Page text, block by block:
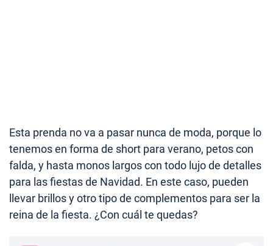
Esta prenda no va a pasar nunca de moda, porque lo
tenemos en forma de short para verano, petos con
falda, y hasta monos largos con todo lujo de detalles
para las fiestas de Navidad. En este caso, pueden
llevar brillos y otro tipo de complementos para ser la
reina de la fiesta. ¿Con cuál te quedas?